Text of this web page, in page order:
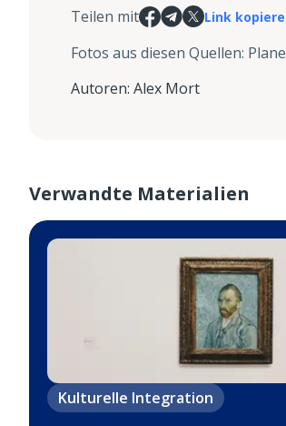
Teilen mit Link
Fotos aus diesen Quellen:
Autoren: Alex Mort
Verwandte Materialien
Kulturelle Integration